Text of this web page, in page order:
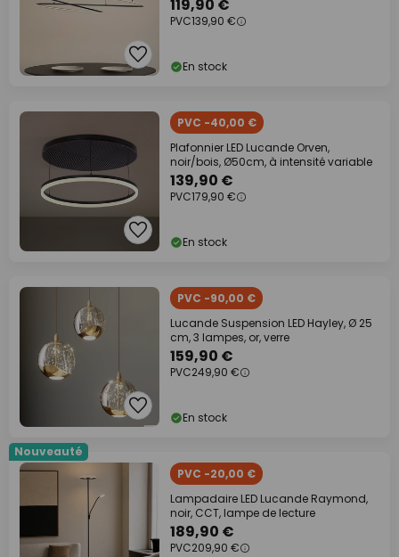
119,90 €
PVC139,90 €
En stock
PVC -40,00 €
Plafonnier LED Lucande Orven,
noir/bois, Ø50cm, à intensité variable
139,90 €
PVC179,90 €
En stock
PVC -90,00 €
Lucande Suspension LED Hayley, Ø 25
cm, 3 lampes, or, verre
159,90 €
PVC249,90 €
En stock
Nouveauté
PVC -20,00 €
Lampadaire LED Lucande Raymond,
noir, CCT, lampe de lecture
189,90 €
PVC209,90 €